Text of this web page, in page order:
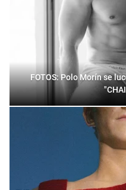
FOTOS: Polo Morín se